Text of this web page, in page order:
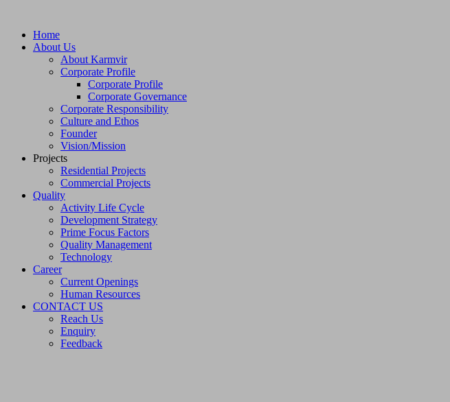
Home
About Us
About Karmvir
Corporate Profile
Corporate Profile
Corporate Governance
Corporate Responsibility
Culture and Ethos
Founder
Vision/Mission
Projects
Residential Projects
Commercial Projects
Quality
Activity Life Cycle
Development Strategy
Prime Focus Factors
Quality Management
Technology
Career
Current Openings
Human Resources
CONTACT US
Reach Us
Enquiry
Feedback